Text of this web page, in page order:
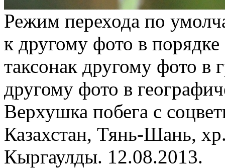
Режим перехода по
к другому фото в порядке
таксонак другому фото в
другому фото в
Верхушка побега с
Казахстан, Тянь-Шань,
Кыргаулды. 12.08.2013.